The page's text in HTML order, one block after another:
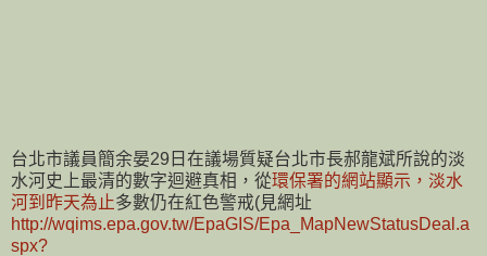
台北市議員簡余晏29日在議場質疑台北市長郝龍斌所說的淡
水河史上最清的數字迴避真相，從環保署的網站顯示，淡水
河到昨天為止多數仍在紅色警戒(見網址
http://wqims.epa.gov.tw/EpaGIS/Epa_MapNewStatusDeal.a
spx?